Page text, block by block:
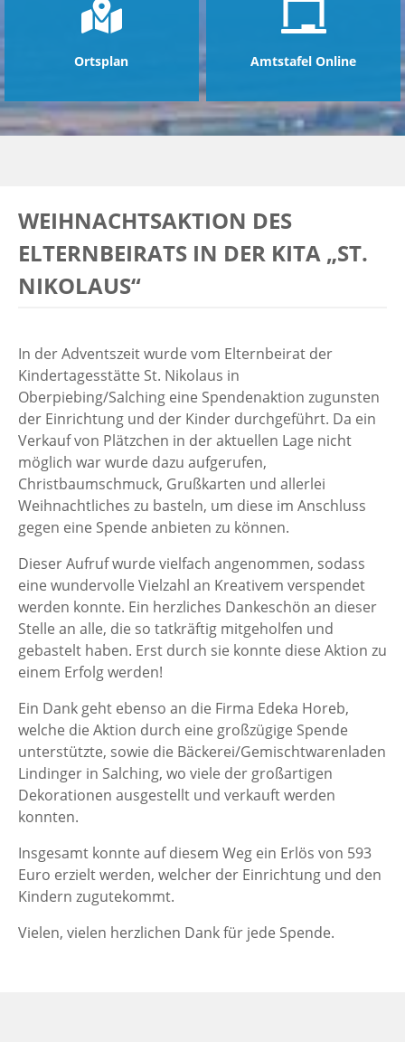
Ortsplan Amtstafel Online
WEIHNACHTSAKTION DES
ELTERNBEIRATS IN DER KITA „ST.
NIKOLAUS“
In der Adventszeit wurde vom Elternbeirat der
Kindertagesstätte St. Nikolaus in
Oberpiebing/Salching eine Spendenaktion zugunsten
der Einrichtung und der Kinder durchgeführt. Da ein
Verkauf von Plätzchen in der aktuellen Lage nicht
möglich war wurde dazu aufgerufen,
Christbaumschmuck, Grußkarten und allerlei
Weihnachtliches zu basteln, um diese im Anschluss
gegen eine Spende anbieten zu können.
Dieser Aufruf wurde vielfach angenommen, sodass
eine wundervolle Vielzahl an Kreativem verspendet
werden konnte. Ein herzliches Dankeschön an dieser
Stelle an alle, die so tatkräftig mitgeholfen und
gebastelt haben. Erst durch sie konnte diese Aktion zu
einem Erfolg werden!
Ein Dank geht ebenso an die Firma Edeka Horeb,
welche die Aktion durch eine großzügige Spende
unterstützte, sowie die Bäckerei/Gemischtwarenladen
Lindinger in Salching, wo viele der großartigen
Dekorationen ausgestellt und verkauft werden
konnten.
Insgesamt konnte auf diesem Weg ein Erlös von 593
Euro erzielt werden, welcher der Einrichtung und den
Kindern zugutekommt.
Vielen, vielen herzlichen Dank für jede Spende.